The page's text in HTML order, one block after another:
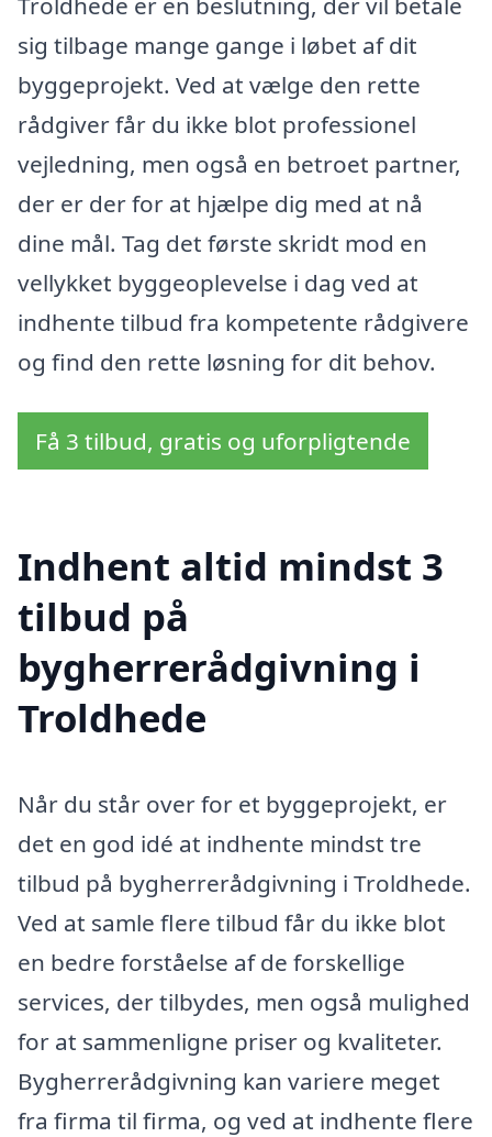
sig tilbage mange gange i løbet af dit
byggeprojekt. Ved at vælge den rette
rådgiver får du ikke blot professionel
vejledning, men også en betroet partner,
der er der for at hjælpe dig med at nå
dine mål. Tag det første skridt mod en
vellykket byggeoplevelse i dag ved at
indhente tilbud fra kompetente rådgivere
og find den rette løsning for dit behov.
Få 3 tilbud, gratis og uforpligtende
Indhent altid mindst 3
tilbud på
bygherrerådgivning i
Troldhede
Når du står over for et byggeprojekt, er
det en god idé at indhente mindst tre
tilbud på bygherrerådgivning i Troldhede.
Ved at samle flere tilbud får du ikke blot
en bedre forståelse af de forskellige
services, der tilbydes, men også mulighed
for at sammenligne priser og kvaliteter.
Bygherrerådgivning kan variere meget
fra firma til firma, og ved at indhente flere